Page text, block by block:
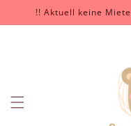
zum
Inhalt
!! Aktuell keine